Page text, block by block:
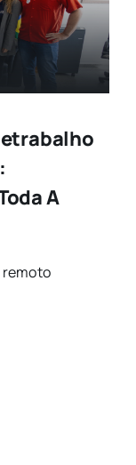
A